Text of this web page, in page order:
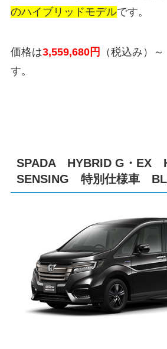
のハイブリッドモデルです。
価格は3,559,680円 （税込み）
す。
SPADA HYBRID G・EX
SENSING 特別仕様車